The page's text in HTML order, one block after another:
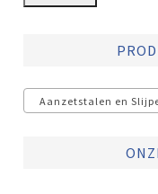
Aanzetstalen en